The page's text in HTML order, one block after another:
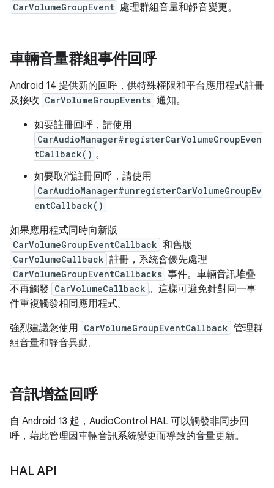
CarVolumeGroupEvent 處理群組音量和靜音變更。
車輛音量群組事件回呼
Android 14 提供新的回呼，供特殊權限和平台應用程式註冊
及接收 CarVolumeGroupEvents 通知。
如要註冊回呼，請使用
CarAudioManager#registerCarVolumeGroupEven
tCallback() 。
如要取消註冊回呼，請使用
CarAudioManager#unregisterCarVolumeGroupEv
entCallback()
如果應用程式同時向新版
CarVolumeGroupEventCallback 和舊版
CarVolumeCallback 註冊，系統會優先處理
CarVolumeGroupEventCallbacks 事件。車輛音訊堆疊
不再觸發 CarVolumeCallback 。這樣可避免針對同一事
件重複觸發相同應用程式。
強烈建議您使用 CarVolumeGroupEventCallback 管理群
組音量和靜音異動。
音訊增益回呼
自 Android 13 起，AudioControl HAL 可以觸發非同步回
呼，藉此管理因車輛音訊系統變更而導致的音量更新。
HAL API